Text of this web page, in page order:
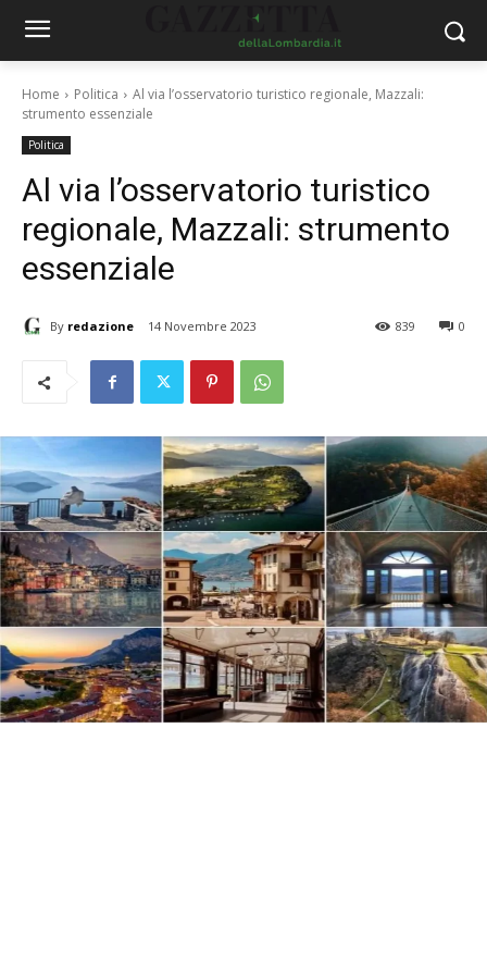
Home Politica
Al via l’osservatorio turistico regionale, Mazzali:
strumento essenziale
Politica
Al via l’osservatorio turistico
regionale, Mazzali: strumento
essenziale
By redazione 14 Novembre 2023 0
839